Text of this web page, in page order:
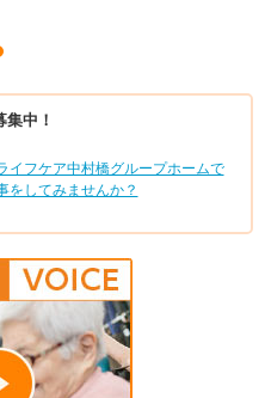
集中！
イフケア中村橋グループホームで
をしてみませんか？